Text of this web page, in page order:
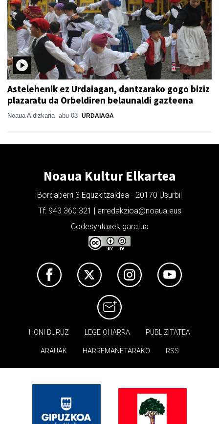
Astelehenik ez Urdaiagan, dantzarako gogo biziz
plazaratu da Orbeldiren belaunaldi gazteena
Noaua Aldizkaria abu 03 URDAIAGA
Noaua Kultur Elkartea
Bordaberri 3 Eguzkitzaldea - 20170 Usurbil
Tf: 943 360 321 | erredakzioa@noaua.eus
Codesyntaxek garatua
HONI BURUZ LEGE OHARRA PUBLIZITATEA
ARAUAK HARREMANETARAKO RSS